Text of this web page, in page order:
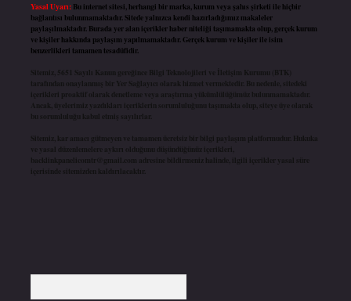
Yasal Uyarı: Bu internet sitesi, herhangi bir marka, kurum veya şahıs şirketi ile hiçbir
bağlantısı bulunmamaktadır. Sitede yalnızca kendi hazırladığımız makaleler
paylaşılmaktadır. Burada yer alan içerikler haber niteliği taşımamakta olup, gerçek kurum
ve kişiler hakkında paylaşım yapılmamaktadır. Gerçek kurum ve kişiler ile isim
benzerlikleri tamamen tesadüfidir.
Sitemiz, 5651 Sayılı Kanun gereğince Bilgi Teknolojileri ve İletişim Kurumu (BTK)
tarafından onaylanmış bir Yer Sağlayıcı olarak hizmet vermektedir. Bu nedenle, sitedeki
içerikleri proaktif olarak denetleme veya araştırma yükümlülüğümüz bulunmamaktadır.
Ancak, üyelerimiz yazdıkları içeriklerin sorumluluğunu taşımakta olup, siteye üye olarak
bu sorumluluğu kabul etmiş sayılırlar.
Sitemiz, kar amacı gütmeyen ve tamamen ücretsiz bir bilgi paylaşım platformudur. Hukuka
ve yasal düzenlemelere aykırı olduğunu düşündüğünüz içerikleri,
backlinkpanelicomtr@gmail.com adresine bildirmeniz halinde, ilgili içerikler yasal süre
içerisinde sitemizden kaldırılacaktır.